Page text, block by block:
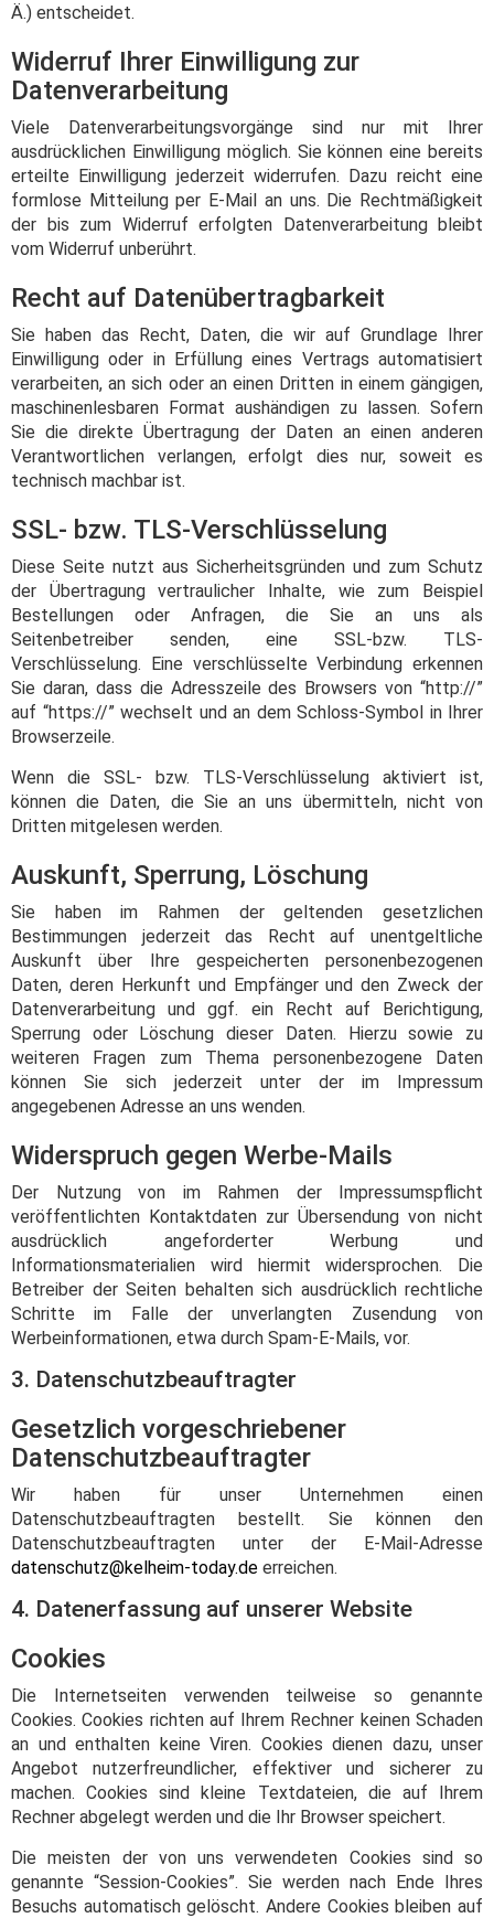
Ä.) entscheidet.
Widerruf Ihrer Einwilligung zur
Datenverarbeitung
Viele Datenverarbeitungsvorgänge sind nur mit Ihrer
ausdrücklichen Einwilligung möglich. Sie können eine bereits
erteilte Einwilligung jederzeit widerrufen. Dazu reicht eine
formlose Mitteilung per E-Mail an uns. Die Rechtmäßigkeit
der bis zum Widerruf erfolgten Datenverarbeitung bleibt
vom Widerruf unberührt.
Recht auf Datenübertragbarkeit
Sie haben das Recht, Daten, die wir auf Grundlage Ihrer
Einwilligung oder in Erfüllung eines Vertrags automatisiert
verarbeiten, an sich oder an einen Dritten in einem gängigen,
maschinenlesbaren Format aushändigen zu lassen. Sofern
Sie die direkte Übertragung der Daten an einen anderen
Verantwortlichen verlangen, erfolgt dies nur, soweit es
technisch machbar ist.
SSL- bzw. TLS-Verschlüsselung
Diese Seite nutzt aus Sicherheitsgründen und zum Schutz
der Übertragung vertraulicher Inhalte, wie zum Beispiel
Bestellungen oder Anfragen, die Sie an uns als
Seitenbetreiber senden, eine SSL-bzw. TLS-
Verschlüsselung. Eine verschlüsselte Verbindung erkennen
Sie daran, dass die Adresszeile des Browsers von “http://”
auf “https://” wechselt und an dem Schloss-Symbol in Ihrer
Browserzeile.
Wenn die SSL- bzw. TLS-Verschlüsselung aktiviert ist,
können die Daten, die Sie an uns übermitteln, nicht von
Dritten mitgelesen werden.
Auskunft, Sperrung, Löschung
Sie haben im Rahmen der geltenden gesetzlichen
Bestimmungen jederzeit das Recht auf unentgeltliche
Auskunft über Ihre gespeicherten personenbezogenen
Daten, deren Herkunft und Empfänger und den Zweck der
Datenverarbeitung und ggf. ein Recht auf Berichtigung,
Sperrung oder Löschung dieser Daten. Hierzu sowie zu
weiteren Fragen zum Thema personenbezogene Daten
können Sie sich jederzeit unter der im Impressum
angegebenen Adresse an uns wenden.
Widerspruch gegen Werbe-Mails
Der Nutzung von im Rahmen der Impressumspflicht
veröffentlichten Kontaktdaten zur Übersendung von nicht
ausdrücklich angeforderter Werbung und
Informationsmaterialien wird hiermit widersprochen. Die
Betreiber der Seiten behalten sich ausdrücklich rechtliche
Schritte im Falle der unverlangten Zusendung von
Werbeinformationen, etwa durch Spam-E-Mails, vor.
3. Datenschutzbeauftragter
Gesetzlich vorgeschriebener
Datenschutzbeauftragter
Wir haben für unser Unternehmen einen
Datenschutzbeauftragten bestellt. Sie können den
Datenschutzbeauftragten unter der E-Mail-Adresse
datenschutz@kelheim-today.de erreichen.
4. Datenerfassung auf unserer Website
Cookies
Die Internetseiten verwenden teilweise so genannte
Cookies. Cookies richten auf Ihrem Rechner keinen Schaden
an und enthalten keine Viren. Cookies dienen dazu, unser
Angebot nutzerfreundlicher, effektiver und sicherer zu
machen. Cookies sind kleine Textdateien, die auf Ihrem
Rechner abgelegt werden und die Ihr Browser speichert.
Die meisten der von uns verwendeten Cookies sind so
genannte “Session-Cookies”. Sie werden nach Ende Ihres
Besuchs automatisch gelöscht. Andere Cookies bleiben auf